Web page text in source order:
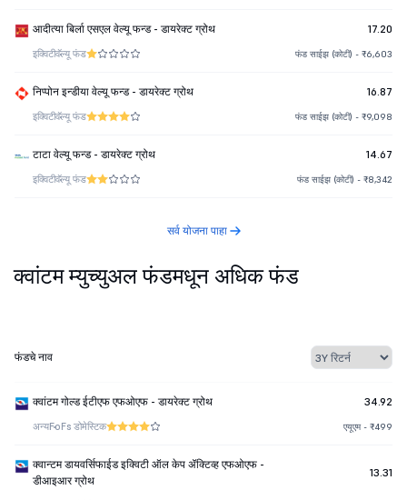
आदीत्या बिर्ला एसएल वेल्यू फन्ड - डायरेक्ट ग्रोथ 17.20
इक्विटीवॅल्यू फंड फंड साईझ (कोटी) - ₹6,603
निप्पोन इन्डीया वेल्यू फन्ड - डायरेक्ट ग्रोथ 16.87
इक्विटीवॅल्यू फंड फंड साईझ (कोटी) - ₹9,098
टाटा वेल्यू फन्ड - डायरेक्ट ग्रोथ 14.67
इक्विटीवॅल्यू फंड फंड साईझ (कोटी) - ₹8,342
सर्व योजना पाहा
क्वांटम म्युच्युअल फंडमधून अधिक फंड
फंडचे नाव
क्वांटम गोल्ड ईटीएफ एफओएफ - डायरेक्ट ग्रोथ 34.92
अन्यFoFs डोमेस्टिक एयूएम - ₹499
क्वान्टम डायवर्सिफाईड इक्विटी ऑल केप ॲक्टिव्ह एफओएफ -
डीआइआर ग्रोथ
13.31